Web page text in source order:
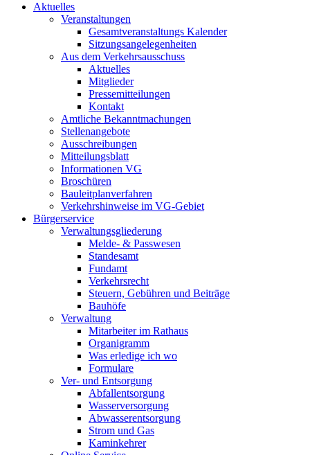
Aktuelles
Veranstaltungen
Gesamtveranstaltungs Kalender
Sitzungsangelegenheiten
Aus dem Verkehrsausschuss
Aktuelles
Mitglieder
Pressemitteilungen
Kontakt
Amtliche Bekanntmachungen
Stellenangebote
Ausschreibungen
Mitteilungsblatt
Informationen VG
Broschüren
Bauleitplanverfahren
Verkehrshinweise im VG-Gebiet
Bürgerservice
Verwaltungsgliederung
Melde- & Passwesen
Standesamt
Fundamt
Verkehrsrecht
Steuern, Gebühren und Beiträge
Bauhöfe
Verwaltung
Mitarbeiter im Rathaus
Organigramm
Was erledige ich wo
Formulare
Ver- und Entsorgung
Abfallentsorgung
Wasserversorgung
Abwasserentsorgung
Strom und Gas
Kaminkehrer